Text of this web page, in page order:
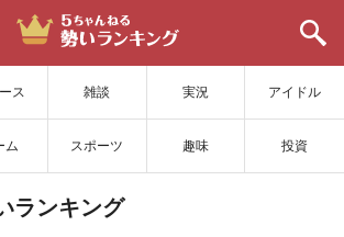
ス 雑談 実況 アイドル
ム スポーツ 趣味 投資
サイトを更新
ランキング